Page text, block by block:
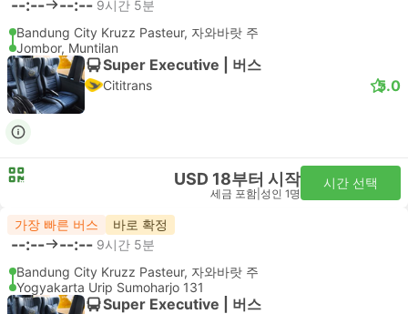
--:-- --:-- 9시간 5분
Bandung City Kruzz Pasteur, 자와바랏 주
Jombor, Muntilan
Super Executive | 버스
Cititrans 5.0
USD 18부터 시작
세금 포함 성인 1명
시간 선택
가장 빠른 버스 바로 확정
--:-- --:-- 9시간 5분
Bandung City Kruzz Pasteur, 자와바랏 주
Yogyakarta Urip Sumoharjo 131
Super Executive | 버스